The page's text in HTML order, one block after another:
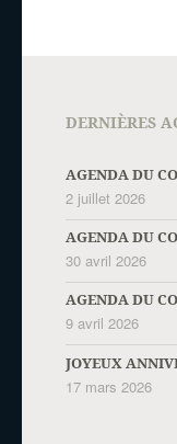
DERNIÈRES
AGENDA DU
2 juillet 2026
AGENDA DU
30 avril 2026
AGENDA DU
9 avril 2026
JOYEUX
17 mars 2026